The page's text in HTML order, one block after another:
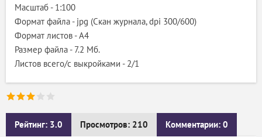
Масштаб - 1:100
Формат файла - jpg (Скан журнала, dpi 300/600)
Формат листов - A4
Размер файла - 7.2 Мб.
Листов всего/с выкройками - 2/1
Рейтинг: 3.0 Просмотров: 210 Комментарии: 0